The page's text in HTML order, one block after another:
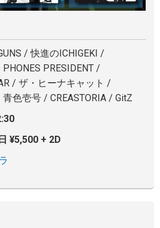
/ 快進のICHIGEKI /
PRESIDENT /
/ ザ・ヒーナキャット /
色壱号 / CREASTORIA / GitZ
¥5,500 + 2D